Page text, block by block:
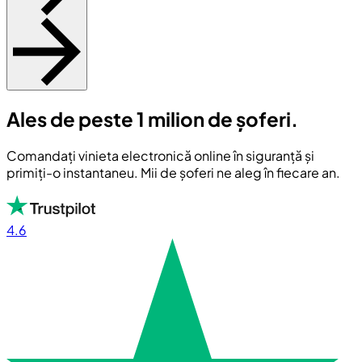
Ales de peste 1 milion de șoferi.
Comandați vinieta electronică online în siguranță și
primiți-o instantaneu. Mii de șoferi ne aleg în fiecare an.
4.6